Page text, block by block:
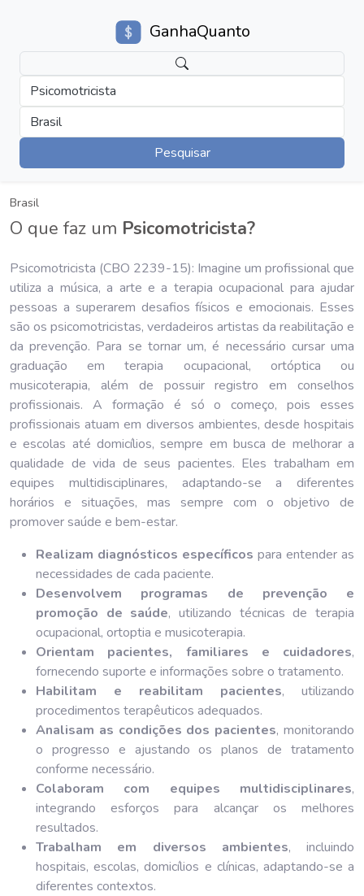
GanhaQuanto
Psicomotricista
Brasil
Pesquisar
Brasil
O que faz um Psicomotricista?
Psicomotricista (CBO 2239-15): Imagine um profissional que
utiliza a música, a arte e a terapia ocupacional para ajudar
pessoas a superarem desafios físicos e emocionais. Esses
são os psicomotricistas, verdadeiros artistas da reabilitação e
da prevenção. Para se tornar um, é necessário cursar uma
graduação em terapia ocupacional, ortóptica ou
musicoterapia, além de possuir registro em conselhos
profissionais. A formação é só o começo, pois esses
profissionais atuam em diversos ambientes, desde hospitais
e escolas até domicílios, sempre em busca de melhorar a
qualidade de vida de seus pacientes. Eles trabalham em
equipes multidisciplinares, adaptando-se a diferentes
horários e situações, mas sempre com o objetivo de
promover saúde e bem-estar.
Realizam diagnósticos específicos para entender as
necessidades de cada paciente.
Desenvolvem programas de prevenção e
promoção de saúde, utilizando técnicas de terapia
ocupacional, ortoptia e musicoterapia.
Orientam pacientes, familiares e cuidadores,
fornecendo suporte e informações sobre o tratamento.
Habilitam e reabilitam pacientes, utilizando
procedimentos terapêuticos adequados.
Analisam as condições dos pacientes, monitorando
o progresso e ajustando os planos de tratamento
conforme necessário.
Colaboram com equipes multidisciplinares,
integrando esforços para alcançar os melhores
resultados.
Trabalham em diversos ambientes, incluindo
hospitais, escolas, domicílios e clínicas, adaptando-se a
diferentes contextos.